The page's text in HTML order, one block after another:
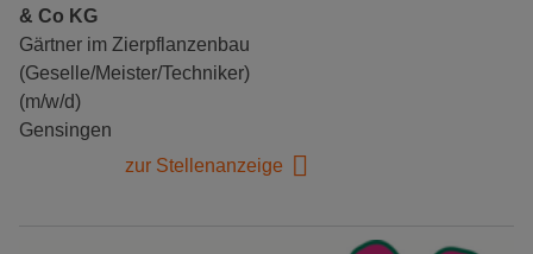
& Co KG
Gärtner im Zierpflanzenbau
(Geselle/Meister/Techniker)
(m/w/d)
Gensingen
zur Stellenanzeige